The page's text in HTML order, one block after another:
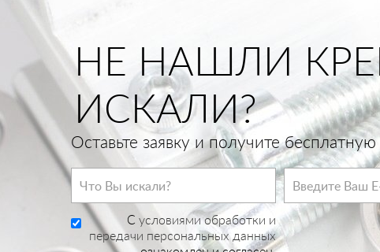
НЕ НАШЛИ
ИСКАЛИ?
Оставьте заявку и получите
C условиями обработки и
передачи персональных данных